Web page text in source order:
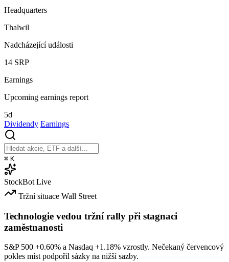
Headquarters
Thalwil
Nadcházející události
14 SRP
Earnings
Upcoming earnings report
5d
Dividendy Earnings
⌘ K
StockBot Live
Tržní situace Wall Street
Technologie vedou tržní rally při stagnaci
zaměstnanosti
S&P 500 +0.60% a Nasdaq +1.18% vzrostly. Nečekaný červencový
pokles míst podpořil sázky na nižší sazby.